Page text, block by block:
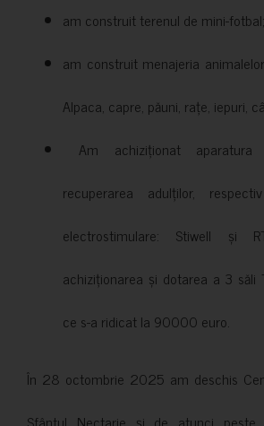
am construit terenul de mini-fotbal;
am construit menajeria
Alpaca, capre, păuni, rațe, iepuri,
Am achiziționat aparatura
recuperarea adulților,
electrostimulare: Stiwell și
achiziționarea și dotarea a 3 săli
ce s-a ridicat la 90000 euro.
În 28 octombrie 2025 am deschis
Sfântul Nectarie și de atunci